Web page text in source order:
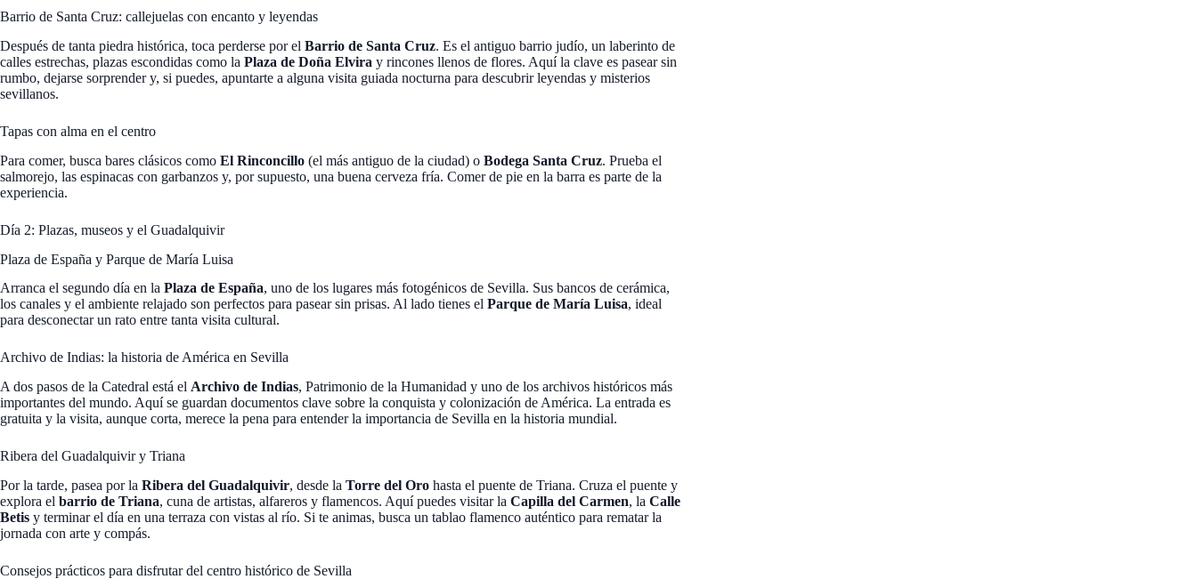
Barrio de Santa Cruz: callejuelas con encanto y leyendas
Después de tanta piedra histórica, toca perderse por el Barrio de Santa Cruz. Es el antiguo barrio judío, un laberinto de
calles estrechas, plazas escondidas como la Plaza de Doña Elvira y rincones llenos de flores. Aquí la clave es pasear sin
rumbo, dejarse sorprender y, si puedes, apuntarte a alguna visita guiada nocturna para descubrir leyendas y misterios
sevillanos.
Tapas con alma en el centro
Para comer, busca bares clásicos como El Rinconcillo (el más antiguo de la ciudad) o Bodega Santa Cruz. Prueba el
salmorejo, las espinacas con garbanzos y, por supuesto, una buena cerveza fría. Comer de pie en la barra es parte de la
experiencia.
Día 2: Plazas, museos y el Guadalquivir
Plaza de España y Parque de María Luisa
Arranca el segundo día en la Plaza de España, uno de los lugares más fotogénicos de Sevilla. Sus bancos de cerámica,
los canales y el ambiente relajado son perfectos para pasear sin prisas. Al lado tienes el Parque de María Luisa, ideal
para desconectar un rato entre tanta visita cultural.
Archivo de Indias: la historia de América en Sevilla
A dos pasos de la Catedral está el Archivo de Indias, Patrimonio de la Humanidad y uno de los archivos históricos más
importantes del mundo. Aquí se guardan documentos clave sobre la conquista y colonización de América. La entrada es
gratuita y la visita, aunque corta, merece la pena para entender la importancia de Sevilla en la historia mundial.
Ribera del Guadalquivir y Triana
Por la tarde, pasea por la Ribera del Guadalquivir, desde la Torre del Oro hasta el puente de Triana. Cruza el puente y
explora el barrio de Triana, cuna de artistas, alfareros y flamencos. Aquí puedes visitar la Capilla del Carmen, la Calle
Betis y terminar el día en una terraza con vistas al río. Si te animas, busca un tablao flamenco auténtico para rematar la
jornada con arte y compás.
Consejos prácticos para disfrutar del centro histórico de Sevilla